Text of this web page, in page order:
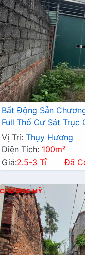
Bất Động Sản
Full Thổ Cư Sát Trục
Vị Trí: Thụy Hương
Diện Tích: 100m²
Giá:2.5-3 Tỉ Đã
CHƯƠNG MỸ